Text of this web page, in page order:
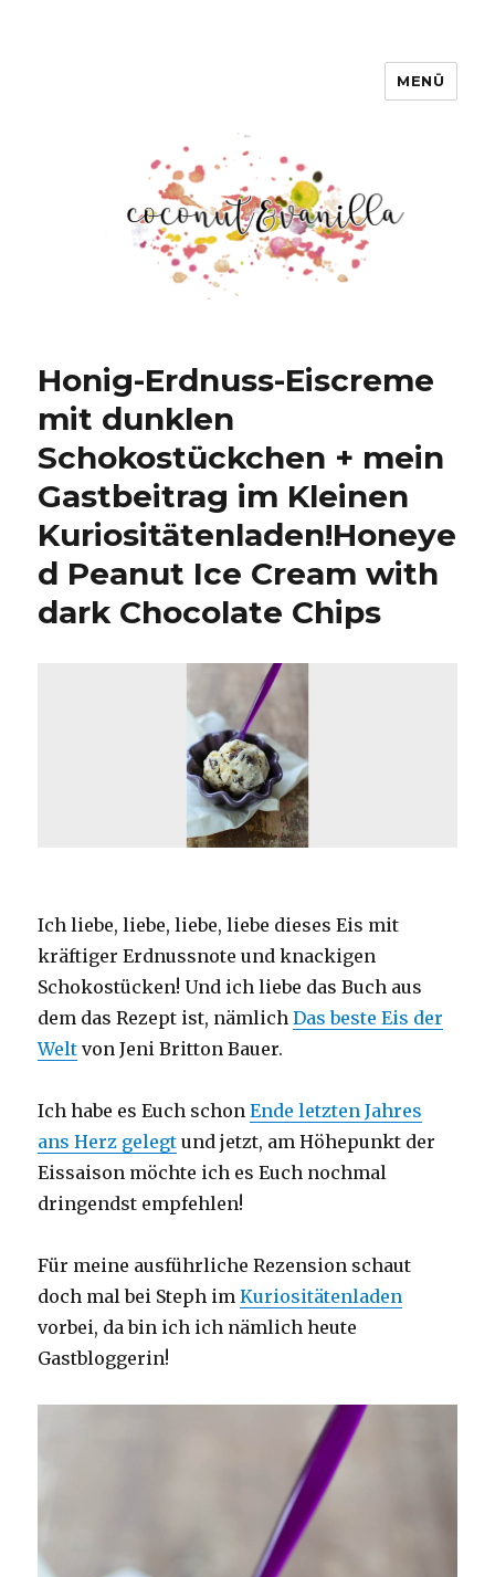
MENÜ
Honig-Erdnuss-Eiscreme
mit dunklen
Schokostückchen + mein
Gastbeitrag im Kleinen
Kuriositätenladen!Honeye
d Peanut Ice Cream with
dark Chocolate Chips
Ich liebe, liebe, liebe, liebe dieses Eis mit
kräftiger Erdnussnote und knackigen
Schokostücken! Und ich liebe das Buch aus
dem das Rezept ist, nämlichDas beste Eis der
Welt von Jeni Britton Bauer.
Ich habe es Euch schonEnde letzten Jahres
ans Herz gelegt und jetzt, am Höhepunkt der
Eissaison möchte ich es Euch nochmal
dringendst empfehlen!
Für meine ausführliche Rezension schaut
doch mal bei Steph imKuriositätenladen
vorbei, da bin ich ich nämlich heute
Gastbloggerin!